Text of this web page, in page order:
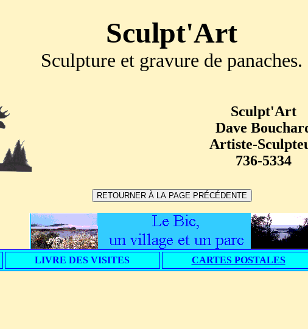
Sculpt'Art
Sculpture et gravure de panaches.
Sculpt'Art
Dave
Artiste-
736-5334
LIVRE DES VISITES CARTES POSTALES